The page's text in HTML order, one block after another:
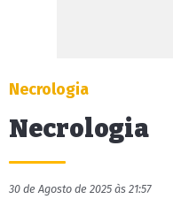
Necrologia
Necrologia
30 de Agosto de 2025 às 21:57